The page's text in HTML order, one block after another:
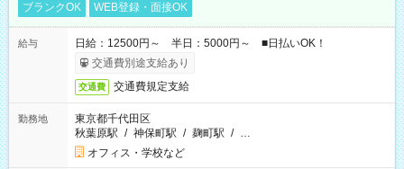
ブランクOK
WEB登録・面接OK
給与
日給：12500円～ 半日：5000円～ ■日払いOK！
交通費別途支給あり
交通費 交通費規定支給
勤務地
東京都千代田区
秋葉原駅 / 神保町駅 / 麹町駅 / …
オフィス・学校など